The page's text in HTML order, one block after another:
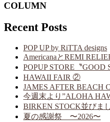
COLUMN
Recent Posts
POP UP by RiTTA designs
AmericanaとREMI
POPUP STORE〝GOOD
HAWAII FAIR ②
JAMES AFTER BEACH
今週末より”ALOHA
BIRKEN STOCK並びまし
夏の感謝祭 〜2026〜